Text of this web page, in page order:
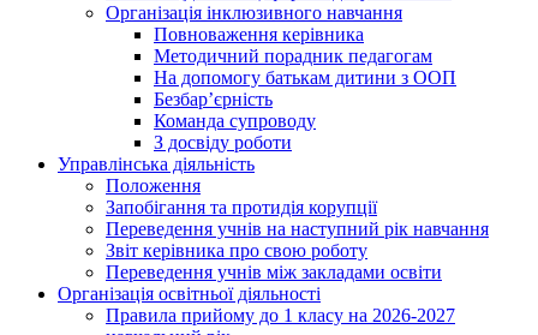
Організація інклюзивного навчання
Повноваження керівника
Методичний порадник педагогам
На допомогу батькам дитини з ООП
Безбар’єрність
Команда супроводу
З досвіду роботи
Управлінська діяльність
Положення
Запобігання та протидія корупції
Переведення учнів на наступний рік навчання
Звіт керівника про свою роботу
Переведення учнів між закладами освіти
Організація освітньої діяльності
Правила прийому до 1 класу на 2026-2027